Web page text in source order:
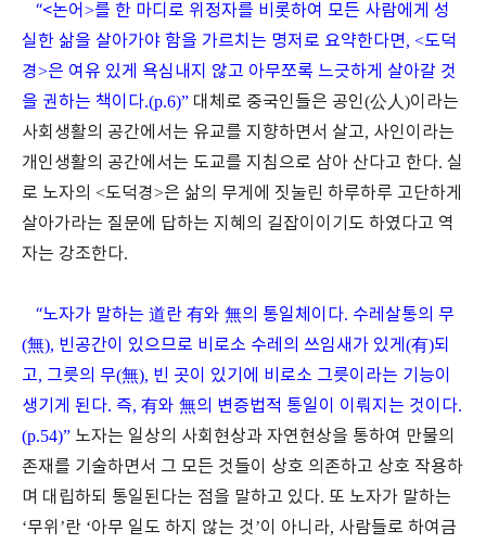
“<논어>를 한 마디로 위정자를 비롯하여 모든 사람에게 성
실한 삶을 살아가야 함을 가르치는 명저로 요약한다면, <도덕
경>은 여유 있게 욕심내지 않고 아무쪼록 느긋하게 살아갈 것
을 권하는 책이다.(p.6)” 대체로 중국인들은 공인(公人)이라는
사회생활의 공간에서는 유교를 지향하면서 살고, 사인이라는
개인생활의 공간에서는 도교를 지침으로 삼아 산다고 한다. 실
로 노자의 <도덕경>은 삶의 무게에 짓눌린 하루하루 고단하게
살아가라는 질문에 답하는 지혜의 길잡이이기도 하였다고 역
자는 강조한다.
“노자가 말하는道란有와無의 통일체이다. 수레살통의 무
(無), 빈공간이 있으므로 비로소 수레의 쓰임새가 있게 (有)되
고, 그릇의 무(無), 빈 곳이 있기에 비로소 그릇이라는 기능이
생기게 된다. 즉, 有와 無의 변증법적 통일이 이뤄지는 것이다.
(p.54)” 노자는 일상의 사회현상과 자연현상을 통하여 만물의
존재를 기술하면서 그 모든 것들이 상호 의존하고 상호 작용하
며 대립하되 통일된다는 점을 말하고 있다. 또 노자가 말하는
‘무위 ’란 ‘아무 일도 하지 않는 것’이 아니라, 사람들로 하여금